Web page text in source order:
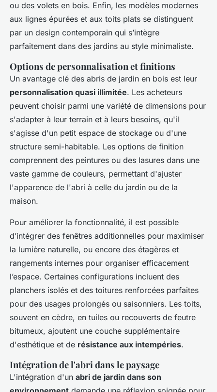
ou des volets en bois. Enfin, les modèles modernes
aux lignes épurées et aux toits plats se distinguent
par un design contemporain qui s’intègre
parfaitement dans des jardins au style minimaliste.
Options de personnalisation et finitions
Un avantage clé des abris de jardin en bois est leur
personnalisation quasi illimitée. Les acheteurs
peuvent choisir parmi une variété de dimensions pour
s'adapter à leur terrain et à leurs besoins, qu'il
s'agisse d'un petit espace de stockage ou d'une
structure semi-habitable. Les options de finition
comprennent des peintures ou des lasures dans une
vaste gamme de couleurs, permettant d'ajuster
l'apparence de l'abri à celle du jardin ou de la
maison.
Pour améliorer la fonctionnalité, il est possible
d’intégrer des fenêtres additionnelles pour maximiser
la lumière naturelle, ou encore des étagères et
rangements internes pour organiser efficacement
l’espace. Certaines configurations incluent des
planchers isolés et des toitures renforcées parfaites
pour des usages prolongés ou saisonniers. Les toits,
souvent en cèdre, en tuiles ou recouverts de feutre
bitumeux, ajoutent une couche supplémentaire
d'esthétique et de résistance aux intempéries.
Intégration de l'abri dans le paysage
L'intégration d'un abri de jardin dans son